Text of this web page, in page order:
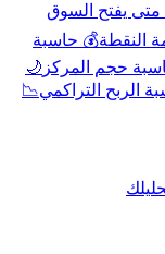
🇺🇸 متى يفتح السوق
النقطة💰 حاسبة
حجم المركز 🌙
الربح التراكمي 📉